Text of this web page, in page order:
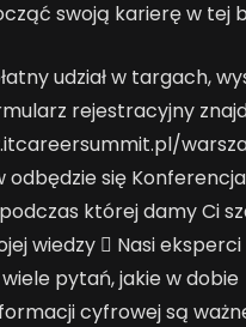
swoją karierę w tej
udział w targach,
rejestracyjny
odbędzie się
podczas której damy Ci
wiedzy  Nasi eksperci
pytań, jakie w dobie
cyfrowej są